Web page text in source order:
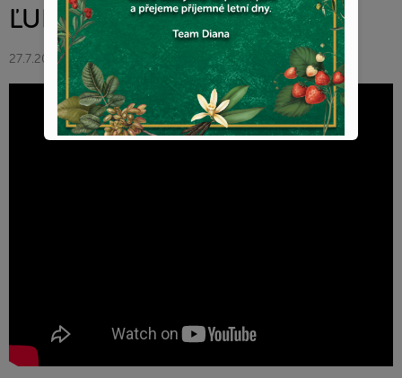
ĽUDMILA ABRHÁM
27.7.2022